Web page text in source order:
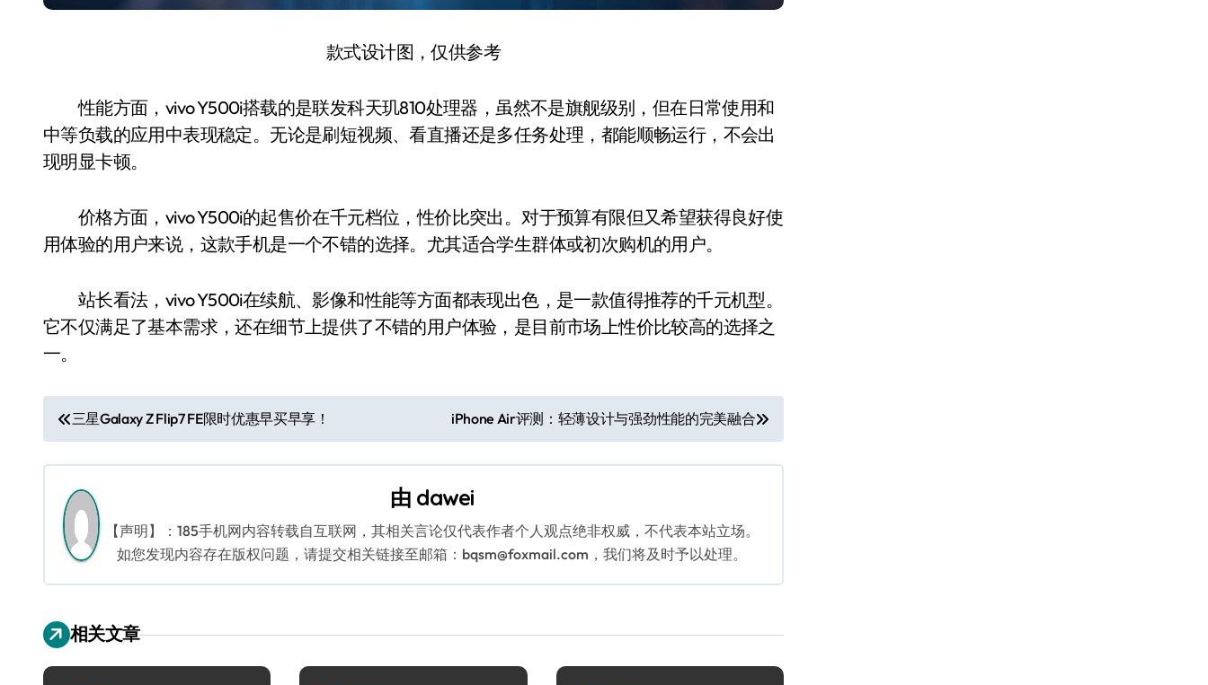
款式设计图，仅供参考
性能方面，vivo Y500i搭载的是联发科天玑810处理器，虽然不是旗舰级别，但在日常使用和
中等负载的应用中表现稳定。无论是刷短视频、看直播还是多任务处理，都能顺畅运行，不会出
现明显卡顿。
价格方面，vivo Y500i的起售价在千元档位，性价比突出。对于预算有限但又希望获得良好使
用体验的用户来说，这款手机是一个不错的选择。尤其适合学生群体或初次购机的用户。
站长看法，vivo Y500i在续航、影像和性能等方面都表现出色，是一款值得推荐的千元机型。
它不仅满足了基本需求，还在细节上提供了不错的用户体验，是目前市场上性价比较高的选择之
一。
文
章
导
航
三星Galaxy Z Flip7 FE限时优惠早买早享！ iPhone Air评测：轻薄设计与强劲性能的完美融合
由 dawei
【声明】：185手机网内容转载自互联网，其相关言论仅代表作者个人观点绝非权威，不代表本站立场。
如您发现内容存在版权问题，请提交相关链接至邮箱：bqsm@foxmail.com，我们将及时予以处理。
相关文章